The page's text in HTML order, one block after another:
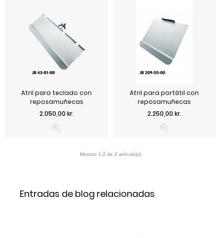
Atril para teclado con
reposamuñecas
Precio
2.050,00 kr.
Atril para portátil con
reposamuñecas
Precio
2.250,00 kr.
Entradas de blog relacionadas